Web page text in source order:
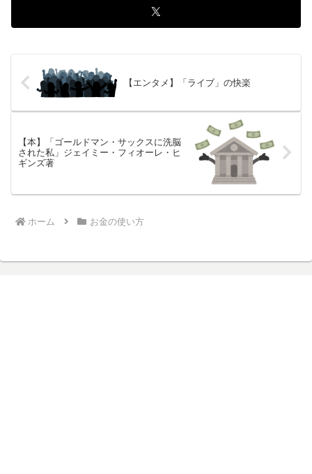
【エンタメ】「ライブ」の快楽
【本】「ゴールドマン・サックスに洗脳
された私」ジェイミー・フィオーレ・ヒ
ギンズ著
ホーム お金の使い方